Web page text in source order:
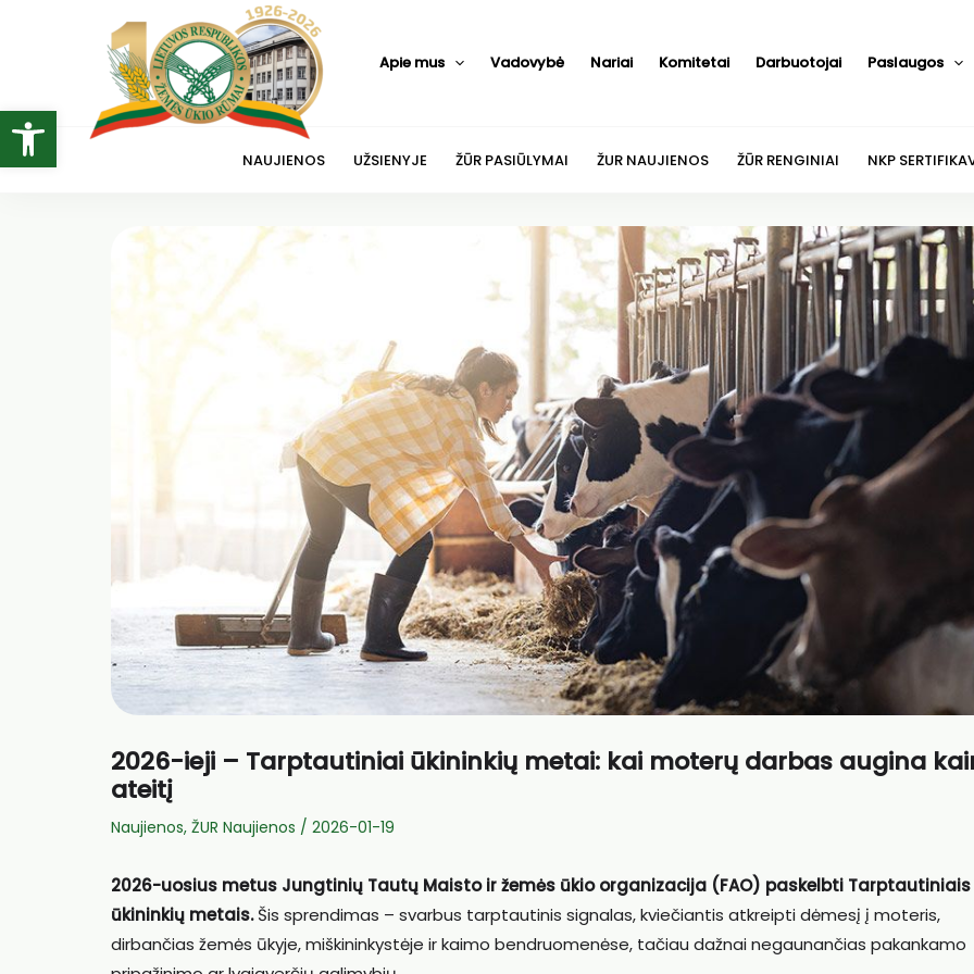
Open toolbar
Apie mus Vadovybė Nariai Komitetai Darbuotojai Paslaugos
NAUJIENOS UŽSIENYJE ŽŪR PASIŪLYMAI ŽUR NAUJIENOS ŽŪR RENGINIAI NKP
2026-ieji – Tarptautiniai ūkininkių metai: kai moterų darbas augina
ateitį
Naujienos, ŽUR Naujienos / 2026-01-19
2026-uosius metus Jungtinių Tautų Maisto ir žemės ūkio organizacija (FAO) paskelbti Tarptautiniais
ūkininkių metais.Šis sprendimas – svarbus tarptautinis signalas, kviečiantis atkreipti dėmesį į moteris,
dirbančias žemės ūkyje, miškininkystėje ir kaimo bendruomenėse, tačiau dažnai negaunančias pakankamo